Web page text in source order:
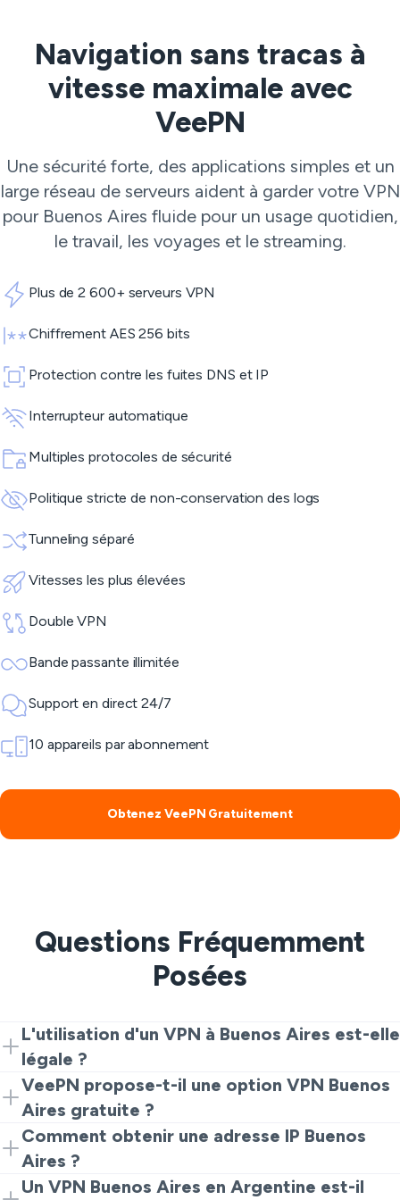
Navigation sans tracas à
vitesse maximale avec
VeePN
Une sécurité forte, des applications simples et un
large réseau de serveurs aident à garder votre VPN
pour Buenos Aires fluide pour un usage quotidien,
le travail, les voyages et le streaming.
Plus de 2 600+ serveurs VPN
Chiffrement AES 256 bits
Protection contre les fuites DNS et IP
Interrupteur automatique
Multiples protocoles de sécurité
Politique stricte de non-conservation des logs
Tunneling séparé
Vitesses les plus élevées
Double VPN
Bande passante illimitée
Support en direct 24/7
10 appareils par abonnement
Obtenez VeePN Gratuitement
Questions Fréquemment
Posées
L'utilisation d'un VPN à Buenos Aires est-elle
légale ?
Oui. Utiliser un VPN à Buenos Aires est légal pour des
besoins normaux de confidentialité et de sécurité.
Utilisez-le simplement de manière responsable et
suivez les lois locales en Argentine.
VeePN propose-t-il une option VPN Buenos
Aires gratuite ?
Oui. Si vous souhaitez un accès VPN Buenos Aires
gratuit, l'extension de navigateur VeePN est un bon
point de départ. Vous pouvez passer à l'application
Comment obtenir une adresse IP Buenos
Aires ?
Installez VeePN, ouvrez l'application ou l'extension, et
Un VPN Buenos Aires en Argentine est-il